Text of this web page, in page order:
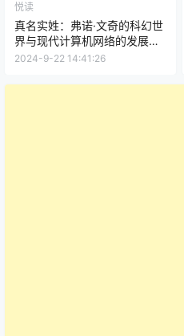
悦读
真名实姓：弗诺·文奇的科幻世
界与现代计算机网络的发展
(弗诺·文奇)
2024-9-22 14:41:26